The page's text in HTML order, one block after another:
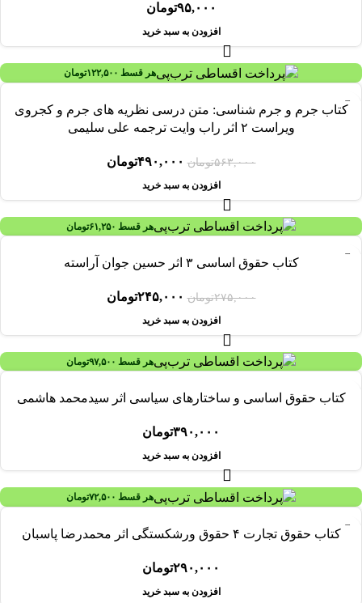
۹۵,۰۰۰تومان
افزودن به سبد خرید
هر قسط ۱۲۲,۵۰۰تومان
کتاب جرم و جرم شناسی: متن درسی نظریه های جرم و کجروی
ویراست ۲ اثر راب وایت ترجمه علی سلیمی
۵۶۳,۰۰۰تومان ۴۹۰,۰۰۰تومان
افزودن به سبد خرید
هر قسط ۶۱,۲۵۰تومان
کتاب حقوق اساسی ۳ اثر حسین جوان آراسته
۲۷۵,۰۰۰تومان ۲۴۵,۰۰۰تومان
افزودن به سبد خرید
هر قسط ۹۷,۵۰۰تومان
کتاب حقوق اساسی و ساختارهای سیاسی اثر سیدمحمد هاشمی
۳۹۰,۰۰۰تومان
افزودن به سبد خرید
هر قسط ۷۲,۵۰۰تومان
کتاب حقوق تجارت ۴ حقوق ورشکستگی اثر محمدرضا پاسبان
۲۹۰,۰۰۰تومان
افزودن به سبد خرید